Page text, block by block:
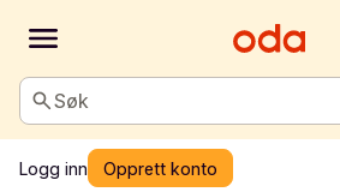
Søk
Logg inn Opprett konto